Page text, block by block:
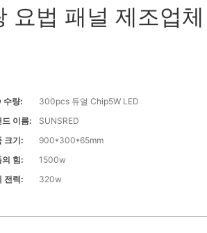
요법 패널 제조업체
수량:
300pcs 듀얼 Chip5W LED
드 이름:
SUNSRED
크기:
900*300*65mm
의 힘:
1500w
전력:
320w